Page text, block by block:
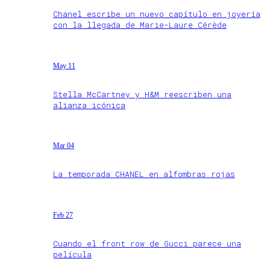
Chanel escribe un nuevo capítulo en joyería
con la llegada de Marie-Laure Cérède
May 11
Stella McCartney y H&M reescriben una
alianza icónica
Mar 04
La temporada CHANEL en alfombras rojas
Feb 27
Cuando el front row de Gucci parece una
película